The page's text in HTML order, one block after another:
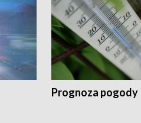
Prognoza pogody